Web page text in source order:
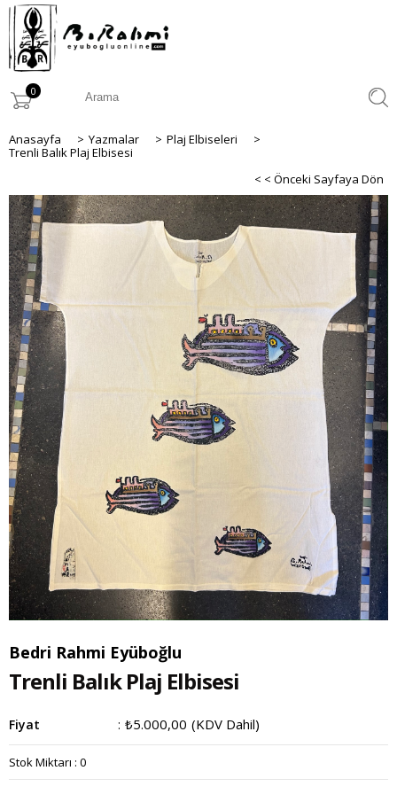
0
Anasayfa > Yazmalar > Plaj Elbiseleri
>
Trenli Balık Plaj Elbisesi
< < Önceki Sayfaya Dön
Bedri Rahmi Eyüboğlu
Trenli Balık Plaj Elbisesi
Fiyat : ₺5.000,00 (KDV Dahil)
Stok Miktarı : 0